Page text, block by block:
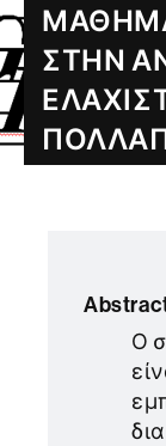
ΣΤΗΝ
Ο